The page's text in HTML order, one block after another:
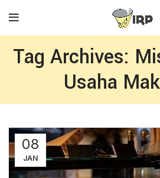
Tag Archives:
Usaha
08
JAN